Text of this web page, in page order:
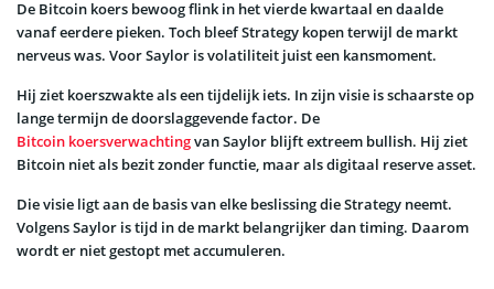
De Bitcoin koers bewoog flink in het vierde kwartaal en daalde
vanaf eerdere pieken. Toch bleef Strategy kopen terwijl de markt
nerveus was. Voor Saylor is volatiliteit juist een kansmoment.
Hij ziet koerszwakte als een tijdelijk iets. In zijn visie is schaarste op
lange termijn de doorslaggevende factor. De
Bitcoin koersverwachtingvan Saylor blijft extreem bullish. Hij ziet
Bitcoin niet als bezit zonder functie, maar als digitaal reserve asset.
Die visie ligt aan de basis van elke beslissing die Strategy neemt.
Volgens Saylor is tijd in de markt belangrijker dan timing. Daarom
wordt er niet gestopt met accumuleren.